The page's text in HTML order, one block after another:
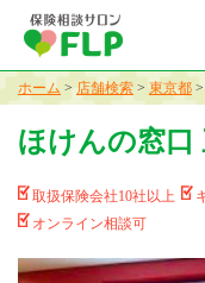
ホーム > 店舗検索 > 東京都 >
ほけんの窓口
取扱保険会社10社以上
オンライン相談可